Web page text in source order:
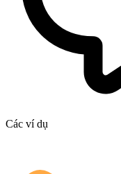
Các ví dụ